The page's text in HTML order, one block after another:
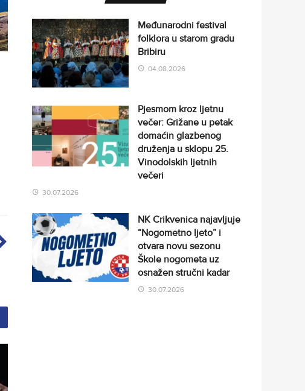
Međunarodni festival
folklora u starom gradu
Bribiru
04.08.2026
Pjesmom kroz ljetnu
večer: Grižane u petak
domaćin glazbenog
druženja u sklopu 25.
Vinodolskih ljetnih
večeri
30.07.2026
NK Crikvenica najavljuje
“Nogometno ljeto” i
otvara novu sezonu
Škole nogometa uz
osnažen stručni kadar
30.07.2026